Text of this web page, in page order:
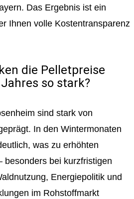
Das Ergebnis ist ein
Ihnen volle Kostentransparenz
die Pelletpreise
so stark?
sind stark von
In den Wintermonaten
was zu erhöhten
besonders bei kurzfristigen
Energiepolitik und
im Rohstoffmarkt